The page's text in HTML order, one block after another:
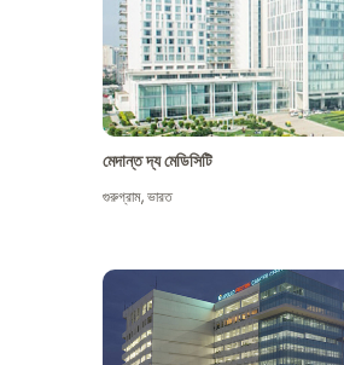
মেদান্ত দ্য মেডিসিটি
গুরুগ্রাম,ভারত